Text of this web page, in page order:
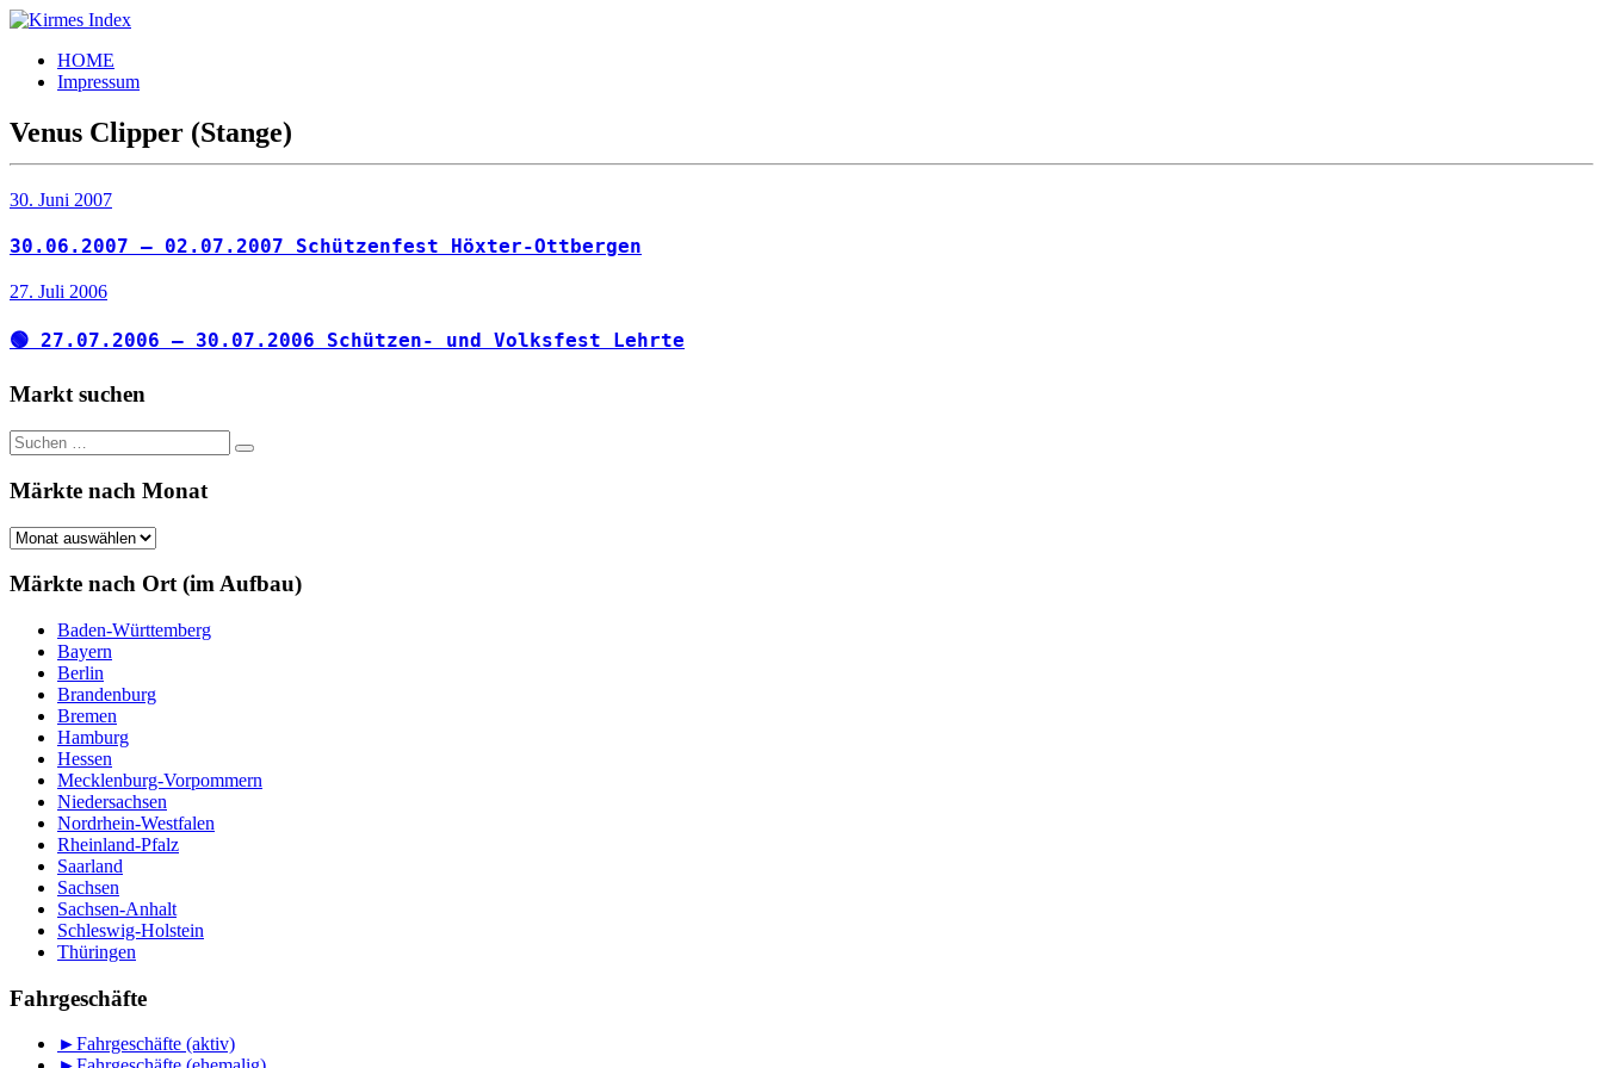
Zum
springen
Kirmes
Index
Tourpläne
der
letzten
Jahre
HOME
Impressum
Venus Clipper (Stange)
30. Juni 2007
30.06.2007 – 02.07.2007 Schützenfest Höxter-Ottbergen
27. Juli 2006
🟢 27.07.2006 – 30.07.2006 Schützen- und Volksfest Lehrte
Markt suchen
Suchen
nach:
Suchen
Märkte nach Monat
Märkte
Monat
Märkte nach Ort (im Aufbau)
Baden-Württemberg
Bayern
Berlin
Brandenburg
Bremen
Hamburg
Hessen
Mecklenburg-Vorpommern
Niedersachsen
Nordrhein-Westfalen
Rheinland-Pfalz
Saarland
Sachsen
Sachsen-Anhalt
Schleswig-Holstein
Thüringen
Fahrgeschäfte
►Fahrgeschäfte (aktiv)